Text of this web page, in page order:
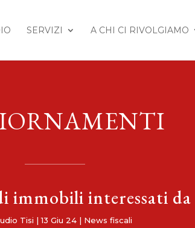
SERVIZI A CHI CI RIVOLGIAMO
immobili interessati
Tisi |13 Giu 24| News fiscali